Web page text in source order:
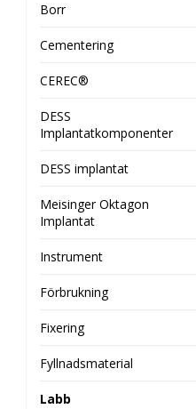
Borr
Cementering
CEREC®
DESS
Implantatkomponenter
DESS implantat
Meisinger Oktagon
Implantat
Instrument
Förbrukning
Fixering
Fyllnadsmaterial
Labb